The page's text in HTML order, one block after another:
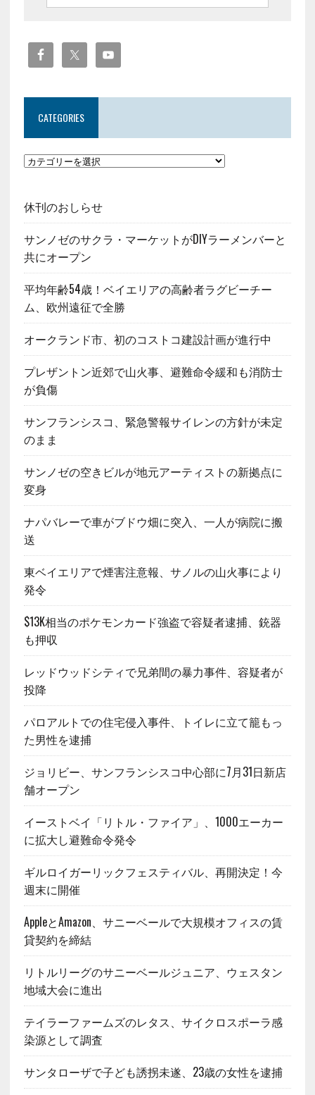
CATEGORIES
休刊のおしらせ
サンノゼのサクラ・マーケットがDIYラーメンバーと
共にオープン
平均年齢54歳！ベイエリアの高齢者ラグビーチー
ム、欧州遠征で全勝
オークランド市、初のコストコ建設計画が進行中
プレザントン近郊で山火事、避難命令緩和も消防士
が負傷
サンフランシスコ、緊急警報サイレンの方針が未定
のまま
サンノゼの空きビルが地元アーティストの新拠点に
変身
ナパバレーで車がブドウ畑に突入、一人が病院に搬
送
東ベイエリアで煙害注意報、サノルの山火事により
発令
$13K相当のポケモンカード強盗で容疑者逮捕、銃器
も押収
レッドウッドシティで兄弟間の暴力事件、容疑者が
投降
パロアルトでの住宅侵入事件、トイレに立て籠もっ
た男性を逮捕
ジョリビー、サンフランシスコ中心部に7月31日新店
舗オープン
イーストベイ「リトル・ファイア」、1000エーカー
に拡大し避難命令発令
ギルロイガーリックフェスティバル、再開決定！今
週末に開催
AppleとAmazon、サニーベールで大規模オフィスの賃
貸契約を締結
リトルリーグのサニーベールジュニア、ウェスタン
地域大会に進出
テイラーファームズのレタス、サイクロスポーラ感
染源として調査
サンタローザで子ども誘拐未遂、23歳の女性を逮捕